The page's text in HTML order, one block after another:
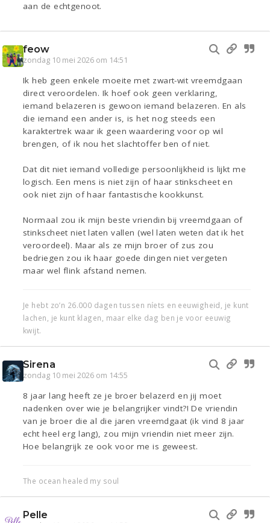
aan de echtgenoot.
feow
zondag 10 mei 2026 om 14:51
Ik heb geen enkele moeite met zwart-wit vreemdgaan
direct veroordelen. Ik hoef ook geen verklaring,
iemand belazeren is gewoon iemand belazeren. En als
die iemand een ander is, is het nog steeds een
karaktertrek waar ik geen waardering voor op wil
brengen, of ik nou het slachtoffer ben of niet.
Dat dit niet iemand volledige persoonlijkheid is lijkt me
logisch. Een mens is niet zijn of haar stinkscheet en
ook niet zijn of haar fantastische kookkunst.
Normaal zou ik mijn beste vriendin bij vreemdgaan of
stinkscheet niet laten vallen (wel laten weten dat ik het
veroordeel). Maar als ze mijn broer of zus zou
bedriegen zou ik haar goede dingen niet vergeten
maar wel flink afstand nemen.
Je hebt zo’n 26.000 dagen tussen níets en eeuwigheid, je kunt
lachen, je kunt klagen, maar elke dag ben je voor eeuwig
kwijt.
Sirena
zondag 10 mei 2026 om 14:55
8 jaar lang heeft ze je broer belazerd en jij moet
nadenken over wie je belangrijker vindt?! De vriendin
van je broer die al die jaren vreemdgaat (ik vind 8 jaar
echt heel erg lang), zou mijn vriendin niet meer zijn.
Hoe belangrijk ze ook voor me is geweest.
The ocean healed my soul
Pelle